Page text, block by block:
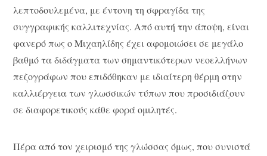
λεπτοδουλεμένα, με έντονη τη σφραγίδα της
συγγραφικής καλλιτεχνίας. Από αυτή την άποψη, είναι
φανερό πως ο Μιχαηλίδης έχει αφομοιώσει σε μεγάλο
βαθμό τα διδάγματα των σημαντικότερων νεοελλήνων
πεζογράφων που επιδόθηκαν με ιδιαίτερη θέρμη στην
καλλιέργεια των γλωσσικών τύπων που προσιδιάζουν
σε διαφορετικούς κάθε φορά ομιλητές.
Πέρα από τον χειρισμό της γλώσσας όμως, που συνιστά